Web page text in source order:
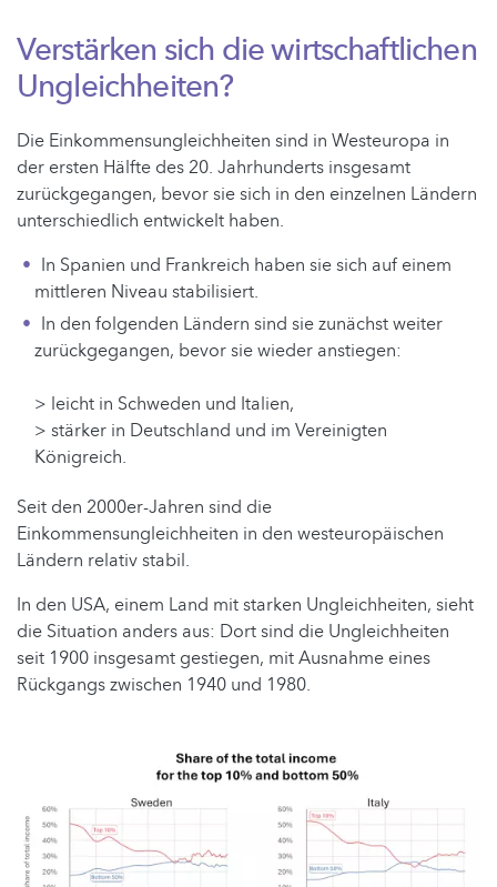
Verstärken sich die wirtschaftlichen
Ungleichheiten?
Die Einkommensungleichheiten sind in Westeuropa in
der ersten Hälfte des 20. Jahrhunderts insgesamt
zurückgegangen, bevor sie sich in den einzelnen Ländern
unterschiedlich entwickelt haben.
In Spanien und Frankreich haben sie sich auf einem
mittleren Niveau stabilisiert.
In den folgenden Ländern sind sie zunächst weiter
zurückgegangen, bevor sie wieder anstiegen:
> leicht in Schweden und Italien,
> stärker in Deutschland und im Vereinigten
Königreich.
Seit den 2000er-Jahren sind die
Einkommensungleichheiten in den westeuropäischen
Ländern relativ stabil.
In den USA, einem Land mit starken Ungleichheiten, sieht
die Situation anders aus: Dort sind die Ungleichheiten
seit 1900 insgesamt gestiegen, mit Ausnahme eines
Rückgangs zwischen 1940 und 1980.